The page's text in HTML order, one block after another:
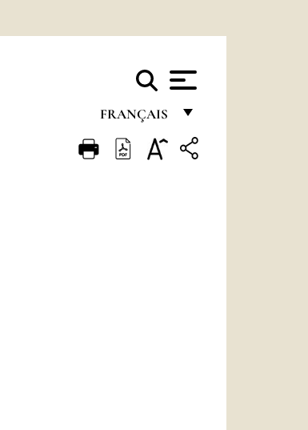
FRANÇAIS
FRANÇAIS